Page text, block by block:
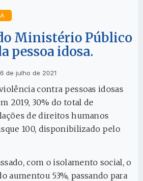
Ministério Público
pessoa idosa.
de julho de 2021
contra pessoas idosas
2019, 30% do total de
de direitos humanos
100, disponibilizado pelo
com o isolamento social, o
aumentou 53%, passando para